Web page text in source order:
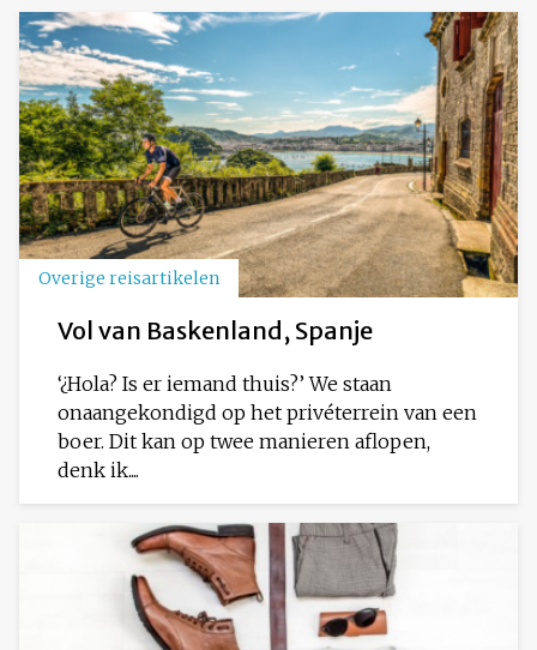
Overige reisartikelen
Vol van Baskenland, Spanje
‘¿Hola? Is er iemand thuis?’ We staan
onaangekondigd op het privéterrein van een
boer. Dit kan op twee manieren aflopen,
denk ik....